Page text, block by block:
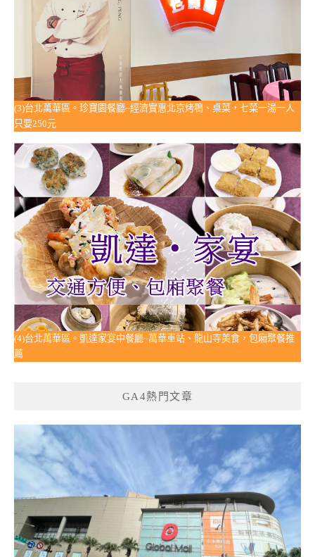
(3)台北萬華區。珍寶園餐廳~經濟實惠北京烤鴨、桌菜，七菜一湯一人
只要250元
(4)台北萬華區。凱達家宴中餐廳~萬華車站、龍山寺美食，包廂聚餐推
薦
GA4熱門文章